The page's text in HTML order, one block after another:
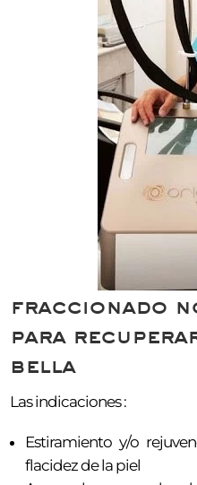
fraccionado
para
bella
Las indicaciones :
Estiramiento y/o
flacidez de la piel